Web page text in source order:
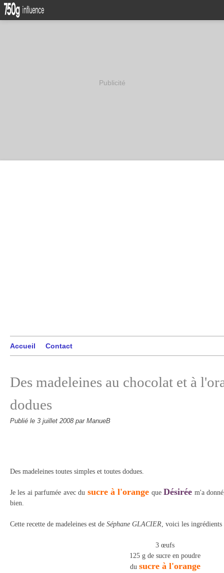
Publicité
Accueil Contact
Des madeleines au chocolat et à
dodues
Publié le 3 juillet 2008 par ManueB
Des madeleines toutes simples et toutes dodues.
Je les ai parfumée avec du sucre à l'orange queDésirée m'a
bien.
Cette recette de madeleines est de Séphane GLACIER, voici les ingrédients
3 œufs
125 g de sucre en poudre
du sucre à l'orange